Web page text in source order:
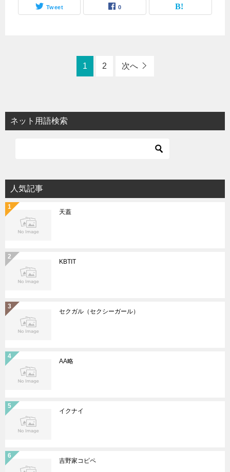
Tweet 0
1 2 次へ
ネット用語検索
人気記事
天蓋
KBTIT
セクガル（セクシーガール）
AA略
イクナイ
吉野家コピペ